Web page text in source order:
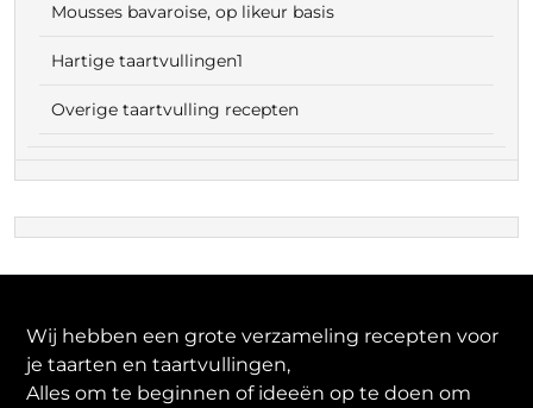
Mousses bavaroise, op likeur basis
Hartige taartvullingen1
Overige taartvulling recepten
Wij hebben een grote verzameling recepten voor
je taarten en taartvullingen,
Alles om te beginnen of ideeën op te doen om